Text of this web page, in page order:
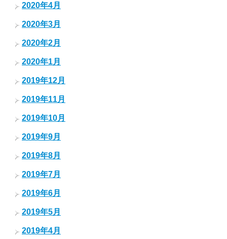
2020年4月
2020年3月
2020年2月
2020年1月
2019年12月
2019年11月
2019年10月
2019年9月
2019年8月
2019年7月
2019年6月
2019年5月
2019年4月